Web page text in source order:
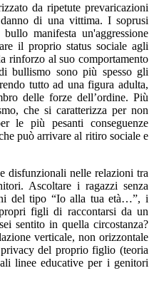
da ripetute prevaricazioni
di una vittima. I soprusi
manifesta un'aggressione
il proprio status sociale agli
rinforzo al suo comportamento
bullismo sono più spesso gli
tutto ad una figura adulta,
delle forze dell’ordine. Più
che si caratterizza per non
le più pesanti conseguenze
può arrivare al ritiro sociale e
disfunzionali nelle relazioni tra
Ascoltare i ragazzi senza
del tipo “Io alla tua età…”, i
figli di raccontarsi da un
sentito in quella circostanza?
verticale, non orizzontale
del proprio figlio (teoria
linee educative per i genitori